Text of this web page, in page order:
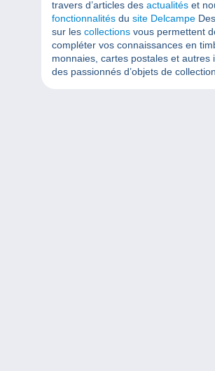
travers d’articles des actualités et
fonctionnalités du site Delcampe
sur les collections vous permettent
compléter vos connaissances en
monnaies, cartes postales et autres
des passionnés d’objets de collection.